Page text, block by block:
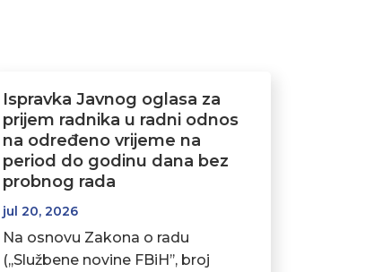
Ispravka Javnog oglasa za
prijem radnika u radni odnos
na određeno vrijeme na
period do godinu dana bez
probnog rada
jul 20, 2026
Na osnovu Zakona o radu
(,,Službene novine FBiH’’, broj